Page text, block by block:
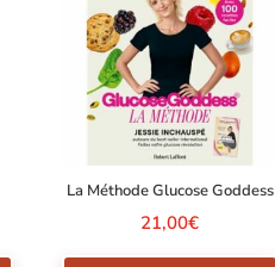
La Méthode Glucose Goddess
21,00€